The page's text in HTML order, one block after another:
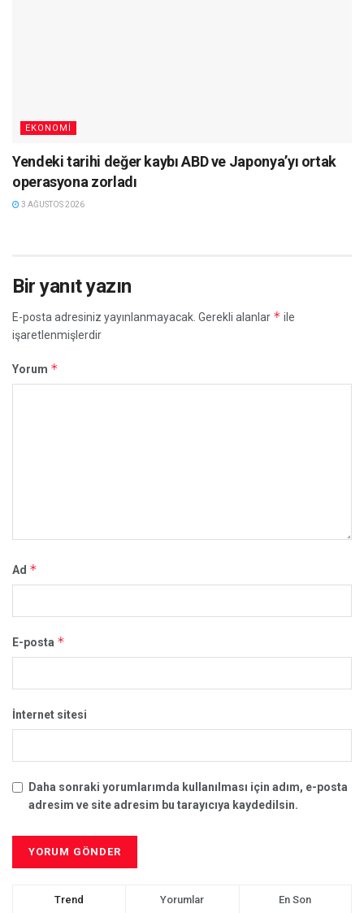
EKONOMI
Yendeki tarihi değer kaybı ABD ve Japonya’yı ortak
operasyona zorladı
3 AĞUSTOS 2026
Bir yanıt yazın
E-posta adresiniz yayınlanmayacak. Gerekli alanlar * ile
işaretlenmişlerdir
Yorum *
Ad *
E-posta *
İnternet sitesi
Daha sonraki yorumlarımda kullanılması için adım, e-posta
adresim ve site adresim bu tarayıcıya kaydedilsin.
Trend Yorumlar En Son